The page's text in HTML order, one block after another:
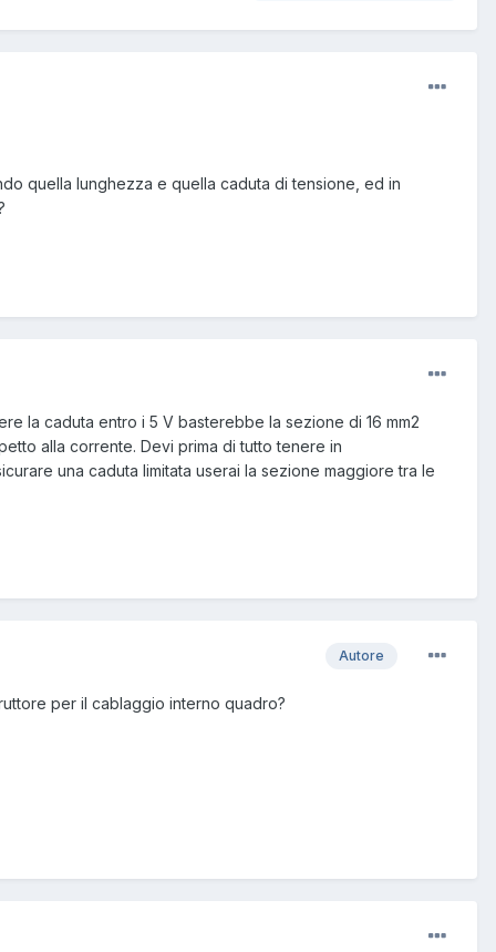
quella lunghezza e quella caduta di tensione, ed in
la caduta entro i 5 V basterebbe la sezione di 16 mm2
alla corrente. Devi prima di tutto tenere in
una caduta limitata userai la sezione maggiore tra le
Autore
per il cablaggio interno quadro?